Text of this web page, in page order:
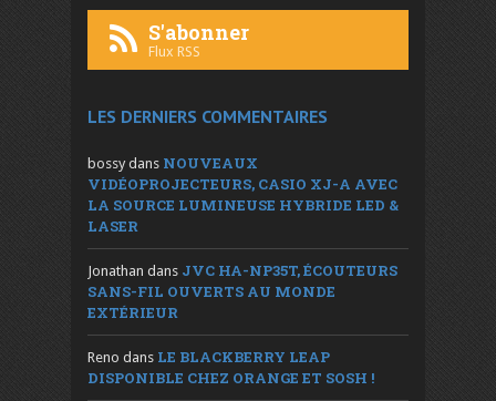
S'abonner
Flux RSS
LES DERNIERS COMMENTAIRES
bossy dans NOUVEAUX
VIDÉOPROJECTEURS, CASIO XJ-A AVEC
LA SOURCE LUMINEUSE HYBRIDE LED &
LASER
Jonathan dans JVC HA-NP35T, ÉCOUTEURS
SANS-FIL OUVERTS AU MONDE
EXTÉRIEUR
Reno dans LE BLACKBERRY LEAP
DISPONIBLE CHEZ ORANGE ET SOSH !